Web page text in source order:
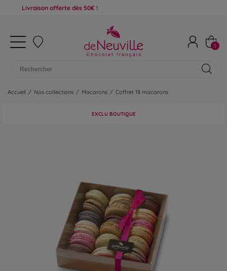
offerte dès 50€ !
0
Accueil / Nos collections / Macarons / Coffret 18 macarons
EXCLU BOUTIQUE